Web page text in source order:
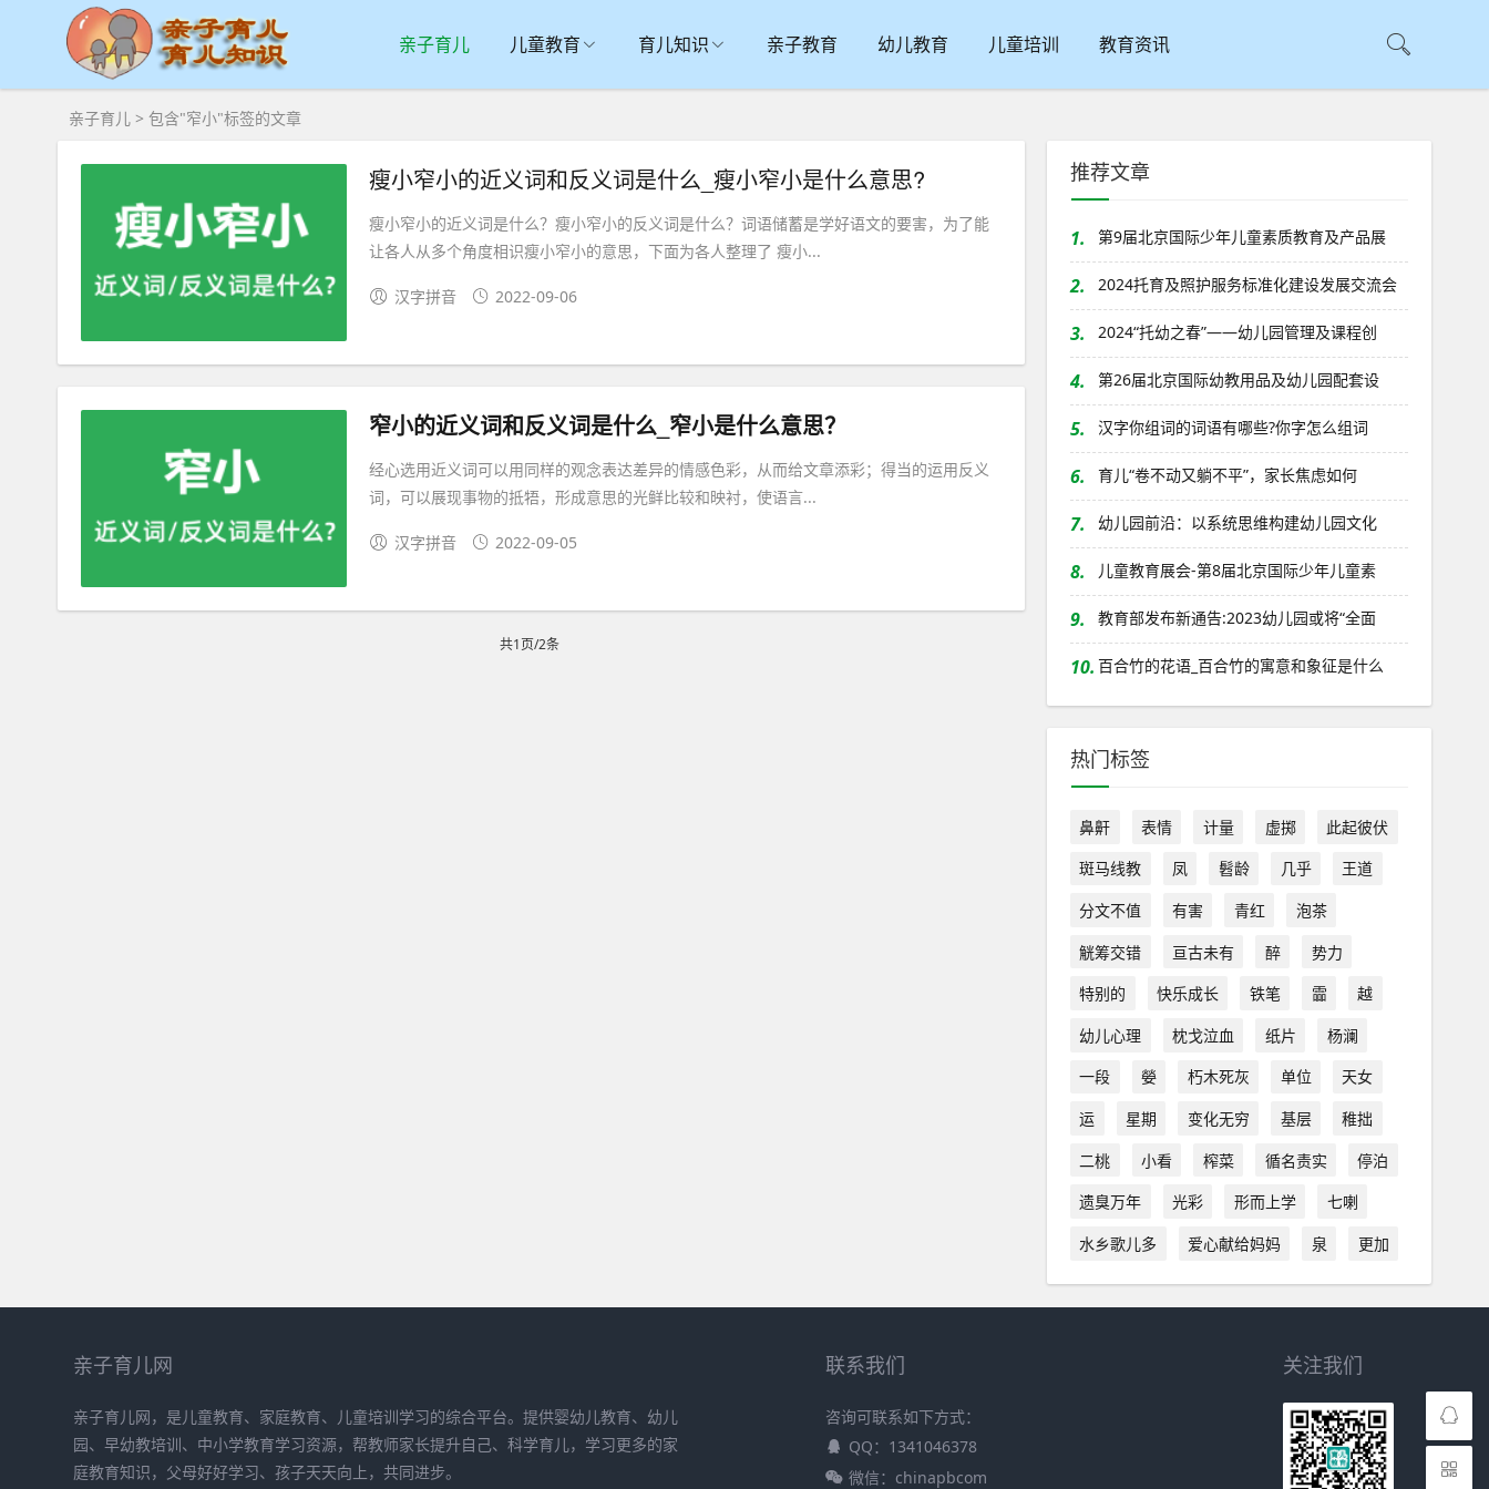
亲子育儿 儿童教育 育儿知识 亲子教育 幼儿教育 儿童培训 教育资讯
亲子育儿 > 包含"窄小"标签的文章
瘦小窄小的近义词和反义词是什么_瘦小窄小是什么意思?
瘦小窄小的近义词是什么？瘦小窄小的反义词是什么？词语储蓄是学好语文的要害，为了能
让各人从多个角度相识瘦小窄小的意思，下面为各人整理了 瘦小...
汉字拼音 2022-09-06
窄小的近义词和反义词是什么_窄小是什么意思？
经心选用近义词可以用同样的观念表达差异的情感色彩，从而给文章添彩；得当的运用反义
词，可以展现事物的抵牾，形成意思的光鲜比较和映衬，使语言...
汉字拼音 2022-09-05
共1页/2条
推荐文章
1. 第9届北京国际少年儿童素质教育及产品展
2. 2024托育及照护服务标准化建设发展交流会
3. 2024“托幼之春”——幼儿园管理及课程创
4. 第26届北京国际幼教用品及幼儿园配套设
5. 汉字你组词的词语有哪些?你字怎么组词
6. 育儿“卷不动又躺不平”，家长焦虑如何
7. 幼儿园前沿：以系统思维构建幼儿园文化
8. 儿童教育展会-第8届北京国际少年儿童素
9. 教育部发布新通告:2023幼儿园或将“全面
10. 百合竹的花语_百合竹的寓意和象征是什么
热门标签
鼻鼾 表情 计量 虚掷
此起彼伏
斑马线教
凤 髫龄 几乎
王道
分文不值
有害 青红
泡茶
觥筹交错
亘古未有 醉
势力
特别的
快乐成长 铁笔 霝
越
幼儿心理
枕戈泣血 纸片
杨澜
一段
嫈 朽木死灰 单位
天女
运
星期 变化无穷 基层
稚拙
二桃
小看 榨菜 循名责实
停泊
遗臭万年
光彩 形而上学
七喇
水乡歌儿多
爱心献给妈妈 泉 更加
亲子育儿网
亲子育儿网，是儿童教育、家庭教育、儿童培训学习的综合平台。提供婴幼儿教育、幼儿
园、早幼教培训、中小学教育学习资源，帮教师家长提升自己、科学育儿，学习更多的家
庭教育知识，父母好好学习、孩子天天向上，共同进步。
联系我们
咨询可联系如下方式：
QQ：1341046378
微信：chinapbcom
关注我们